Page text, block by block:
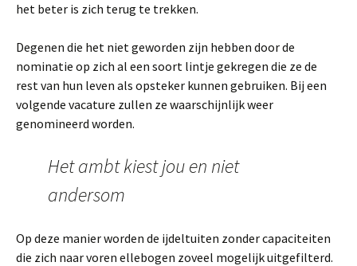
het beter is zich terug te trekken.
Degenen die het niet geworden zijn hebben door de
nominatie op zich al een soort lintje gekregen die ze de
rest van hun leven als opsteker kunnen gebruiken. Bij een
volgende vacature zullen ze waarschijnlijk weer
genomineerd worden.
Het ambt kiest jou en niet
andersom
Op deze manier worden de ijdeltuiten zonder capaciteiten
die zich naar voren ellebogen zoveel mogelijk uitgefilterd.